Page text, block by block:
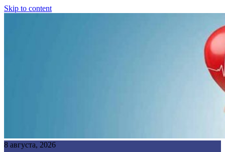
Skip to content
8 августа, 2026